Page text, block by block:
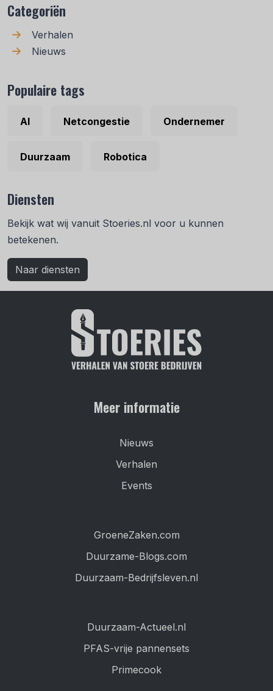
Categoriën
Verhalen
Nieuws
Populaire tags
AI Netcongestie Ondernemer
Duurzaam Robotica
Diensten
Bekijk wat wij vanuit Stoeries.nl voor u kunnen
betekenen.
Naar diensten
Meer informatie
Nieuws
Verhalen
Events
GroeneZaken.com
Duurzame-Blogs.com
Duurzaam-Bedrijfsleven.nl
Duurzaam-Actueel.nl
PFAS-vrije pannensets
Primecook